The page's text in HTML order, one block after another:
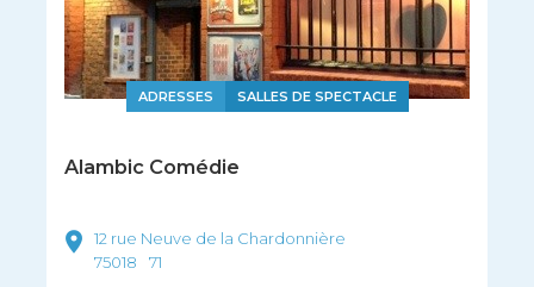
ADRESSES SALLES DE SPECTACLE
Alambic Comédie
12 rue Neuve de la Chardonnière
75018
71